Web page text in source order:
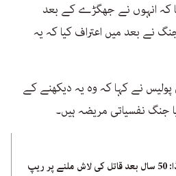
کہ انہوں نے جھگڑے کے بعد
نے بعد میں اعتراف کیا کہ یہ
نے کہا کہ وہ یہ دیکھنے کے
جنگ نفسیاتی مریضہ ہیں۔
کینیڈا: 50 سال بعد قاتل کی لاش ملنے پر ریپ